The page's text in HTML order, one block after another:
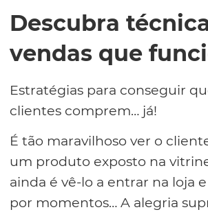
Descubra
vendas que
Estratégias para conseguir
clientes comprem… já!
É tão maravilhoso ver o
um produto exposto na
ainda é vê-lo a entrar na loja
por momentos… A alegria